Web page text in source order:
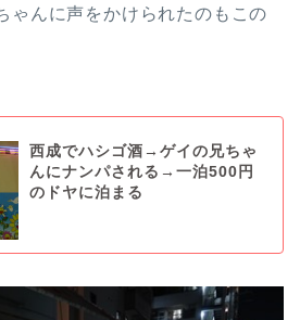
ゃんに声をかけられたのもこの
西成でハシゴ酒→ゲイの兄ちゃ
んにナンパされる→一泊500円
のドヤに泊まる